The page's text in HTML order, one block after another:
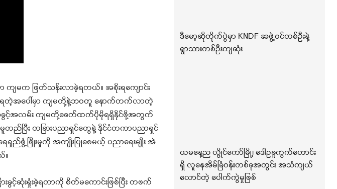
ကျမက ဖြတ်သန်းလာခဲ့ရတယ်။ အစိုးရကျောင်း
အပေါ်မှာ ကျမတို့နဲ့ဘဝတူ နောက်တက်လာတဲ့
ခွင့်အလမ်း ကျမတို့ခေတ်ထက်ပိုမိုရရှိနိုင်ဖို့အတွက်
ပြီး တခြားပညာရှင်တွေနဲ့ နိုင်ငံတကာပညာရှင်
ည်ဖွံ့ဖြိုးမှုကို အကျိုးပြုစေမယ့် ပညာရေးမျိုး အဲ
။
င့်ဆုံးရှုံးခဲ့ရတာကို စိတ်မကောင်းဖြစ်ပြီး တဖက်
ဒီမော့ဆိုတိုက်ပွဲမှာ KNDF အဖွဲ့ဝင်တစ်ဦးနဲ့
ရွာသားတစ်ဦးကျဆုံး
ယမနေ့ည လွိုင်ကော်မြို့၊ ဒေါဥခူကွက်ဟောင်း
ရှိ လူနေအိမ်ခြံဝန်းတစ်ခုအတွင်း အသံကျယ်
လောင်တဲ့ ပေါက်ကွဲမှုဖြစ်